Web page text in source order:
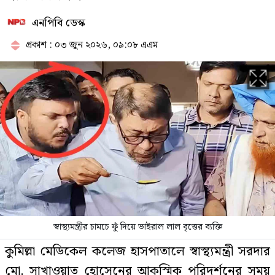
কমিটি, নেতৃত্বে অর্থমন্ত্রী
১৯৯১ সালের পর নতুন ইতিহাস গড়তে
যাচ্ছে জামায়াত
প্রথম ধাপে যেসব মেট্রো স্টেশনে চালু
হচ্ছে জোবাইক, ভাড়া কত
ঢাকা-ময়মনসিংহ মহাসড়কে বন্ধ যান
চলাচল
এনপিবি ডেস্ক
প্রকাশ : ০৩ জুন ২০২৬, ০৯:০৮ এএম
স্বাস্থ্যমন্ত্রীর চামচে ফুঁ দিয়ে ভাইরাল লাল বৃত্তের ব্যক্তি
কুমিল্লা মেডিকেল কলেজ হাসপাতালে স্বাস্থ্যমন্ত্রী সরদার